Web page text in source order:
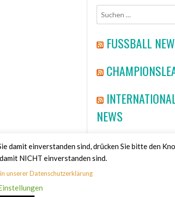
FUSSBALL
NEWS
HANDBALL
damit einverstanden sind, drücken Sie bitte den
NICHT einverstanden sind.
unserer Datenschutzerklärung